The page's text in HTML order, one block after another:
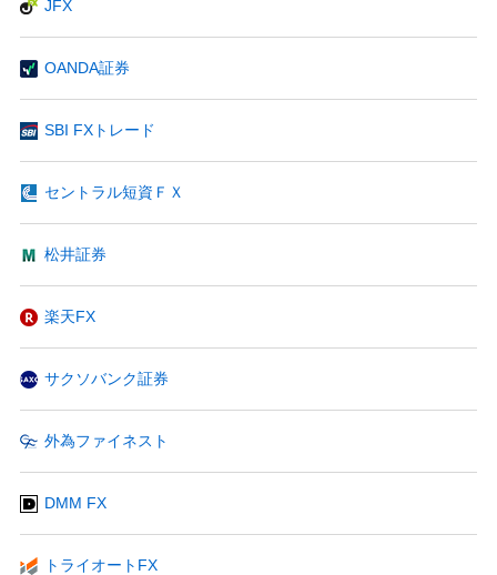
JFX
OANDA証券
SBI FXトレード
セントラル短資ＦＸ
松井証券
楽天FX
サクソバンク証券
外為ファイネスト
DMM FX
トライオートFX